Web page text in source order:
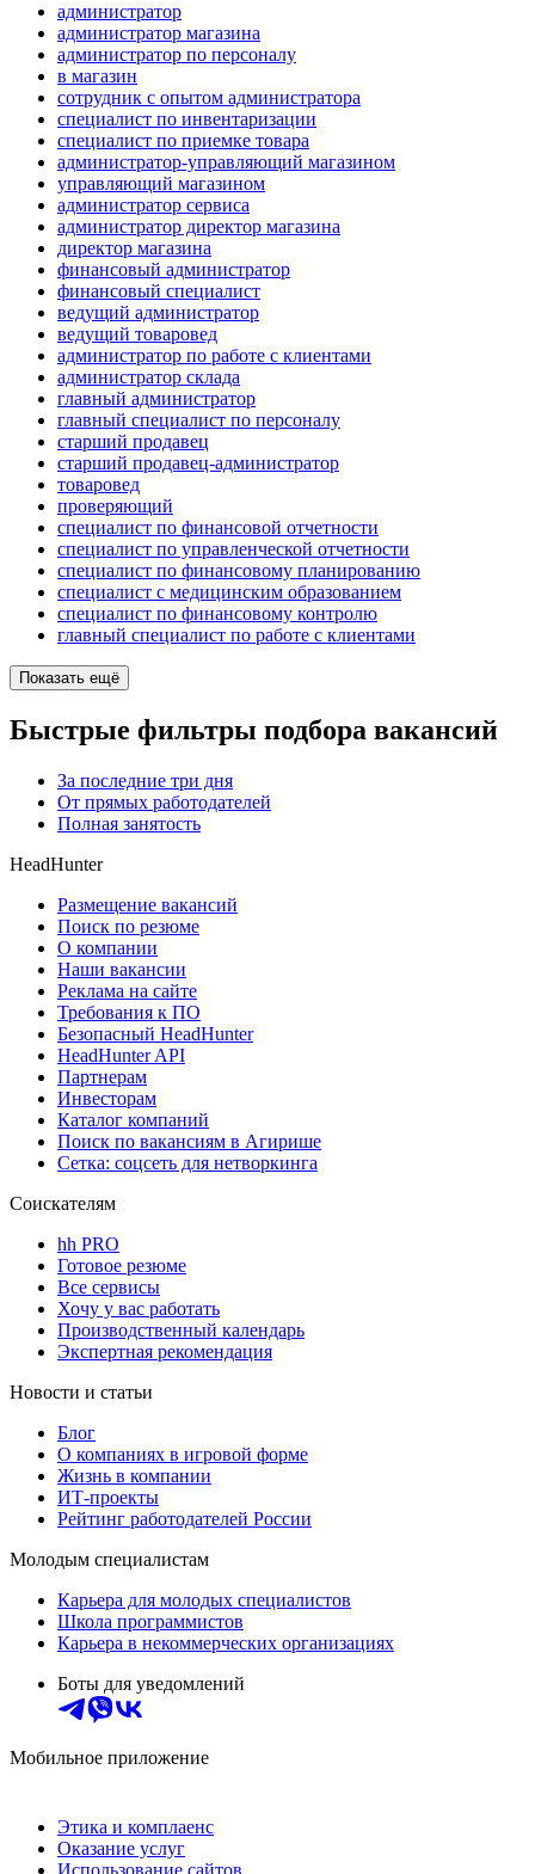
администратор
администратор магазина
администратор по персоналу
в магазин
сотрудник с опытом администратора
специалист по инвентаризации
специалист по приемке товара
администратор-управляющий магазином
управляющий магазином
администратор сервиса
администратор директор магазина
директор магазина
финансовый администратор
финансовый специалист
ведущий администратор
ведущий товаровед
администратор по работе с клиентами
администратор склада
главный администратор
главный специалист по персоналу
старший продавец
старший продавец-администратор
товаровед
проверяющий
специалист по финансовой отчетности
специалист по управленческой отчетности
специалист по финансовому планированию
специалист с медицинским образованием
специалист по финансовому контролю
главный специалист по работе с клиентами
Показать ещё
Быстрые фильтры подбора вакансий
За последние три дня
От прямых работодателей
Полная занятость
HeadHunter
Размещение вакансий
Поиск по резюме
О компании
Наши вакансии
Реклама на сайте
Требования к ПО
Безопасный HeadHunter
HeadHunter API
Партнерам
Инвесторам
Каталог компаний
Поиск по вакансиям в Агирише
Сетка: соцсеть для нетворкинга
Соискателям
hh PRO
Готовое резюме
Все сервисы
Хочу у вас работать
Производственный календарь
Экспертная рекомендация
Новости и статьи
Блог
О компаниях в игровой форме
Жизнь в компании
ИТ-проекты
Рейтинг работодателей России
Молодым специалистам
Карьера для молодых специалистов
Школа программистов
Карьера в некоммерческих организациях
Боты для уведомлений
Мобильное приложение
Этика и комплаенс
Оказание услуг
Использование сайтов